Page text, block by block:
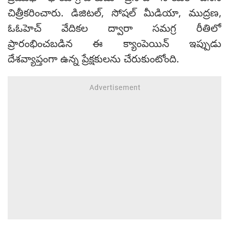
చిత్రీకరించారు. డిజిటల్, సోషల్ మీడియా, ముద్రణ,
ఓఓహెచ్ వేదికల ద్వారా సమగ్ర రీతిలో
ప్రారంభించబడిన ఈ క్యాంపెయిన్ ఇప్పుడు
దేశవ్యాప్తంగా ఉన్న ప్రేక్షకులను చేరుకుంటోంది.